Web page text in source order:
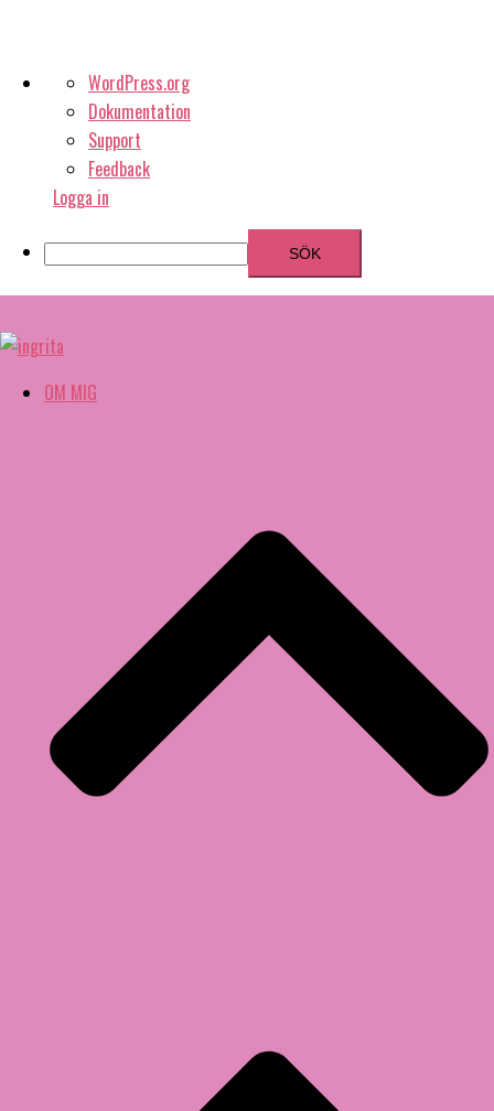
WordPress
WordPress.org
Dokumentation
Support
Feedback
Logga in
Sök
till
innehåll
OM MIG